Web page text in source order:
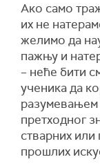
Ако само
их не
желимо да
пажњу и
– неће бити
ученика да
претходног
стварних
прошлих